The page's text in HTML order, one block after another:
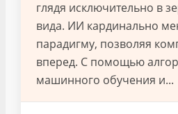
глядя исключительно в
вида. ИИ кардинально
парадигму, позволяя
вперед. С помощью
машинного обучения и...